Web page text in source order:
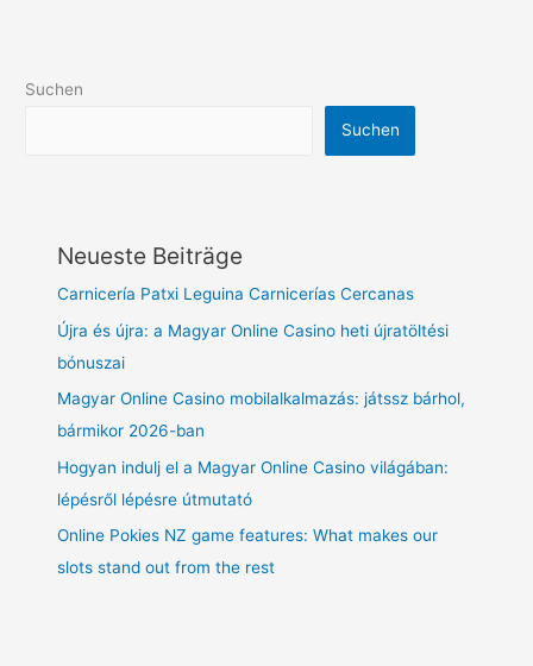
Suchen
Suchen
Neueste Beiträge
Carnicería Patxi Leguina Carnicerías Cercanas
Újra és újra: a Magyar Online Casino heti újratöltési
bónuszai
Magyar Online Casino mobilalkalmazás: játssz bárhol,
bármikor 2026-ban
Hogyan indulj el a Magyar Online Casino világában:
lépésről lépésre útmutató
Online Pokies NZ game features: What makes our
slots stand out from the rest